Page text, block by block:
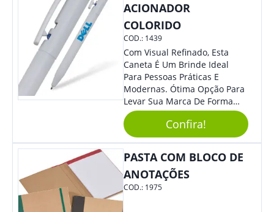
ACIONADOR
COLORIDO
COD.: 1439
Com Visual Refinado, Esta
Caneta É Um Brinde Ideal
Para Pessoas Práticas E
Modernas. Ótima Opção Para
Levar Sua Marca De Forma
Estilosa, Agregando Valor Para
Sua Empresa Em Eventos,
Reuniões Corporativas Ou Até
Colaboradores.
Confira!
PASTA COM BLOCO DE
ANOTAÇÕES
COD.: 1975